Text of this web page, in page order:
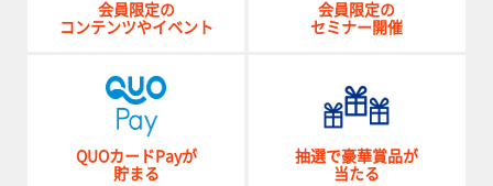
会員限定の
コンテンツやイベント
会員限定の
セミナー開催
QUOカードPayが
貯まる
抽選で豪華賞品が
当たる